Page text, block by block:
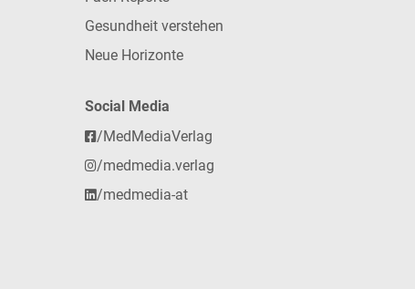
Gesundheit verstehen
Neue Horizonte
Social Media
/MedMediaVerlag
/medmedia.verlag
/medmedia-at